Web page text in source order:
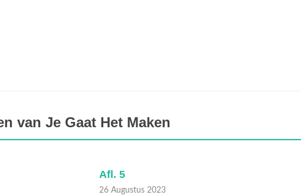
van Je Gaat Het Maken
Afl. 3
12 Augustus 2023